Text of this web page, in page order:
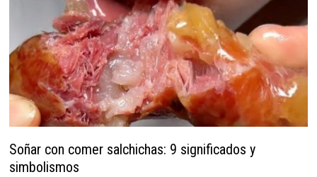
Soñar con comer salchichas: 9 significados y
simbolismos